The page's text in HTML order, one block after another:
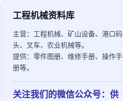
工程机械资料库
主营： 工程机械、矿山设备、港口码
头、叉车、农业机械等。
提供： 零件图册、维修手册、操作手
册等。
关注我们的微信公众号：供